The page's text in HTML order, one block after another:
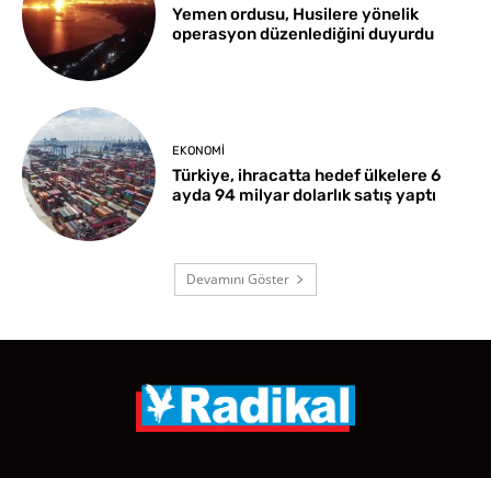
Yemen ordusu, Husilere yönelik
operasyon düzenlediğini duyurdu
EKONOMI
Türkiye, ihracatta hedef ülkelere 6
ayda 94 milyar dolarlık satış yaptı
Devamını Göster